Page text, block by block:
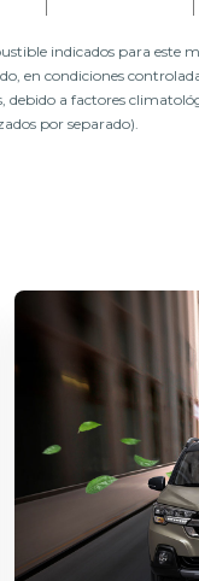
indicados para este
en condiciones
debido a factores
por separado).